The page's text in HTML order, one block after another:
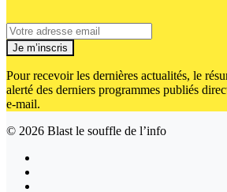
Je m’inscris
Pour recevoir les dernières actualités, le
alerté des derniers programmes publiés
e-mail.
© 2026 Blast le souffle de l’info